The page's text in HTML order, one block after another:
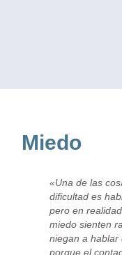
Miedo
«Una de las
dificultad es
pero en
miedo sienten
niegan a hablar
porque el